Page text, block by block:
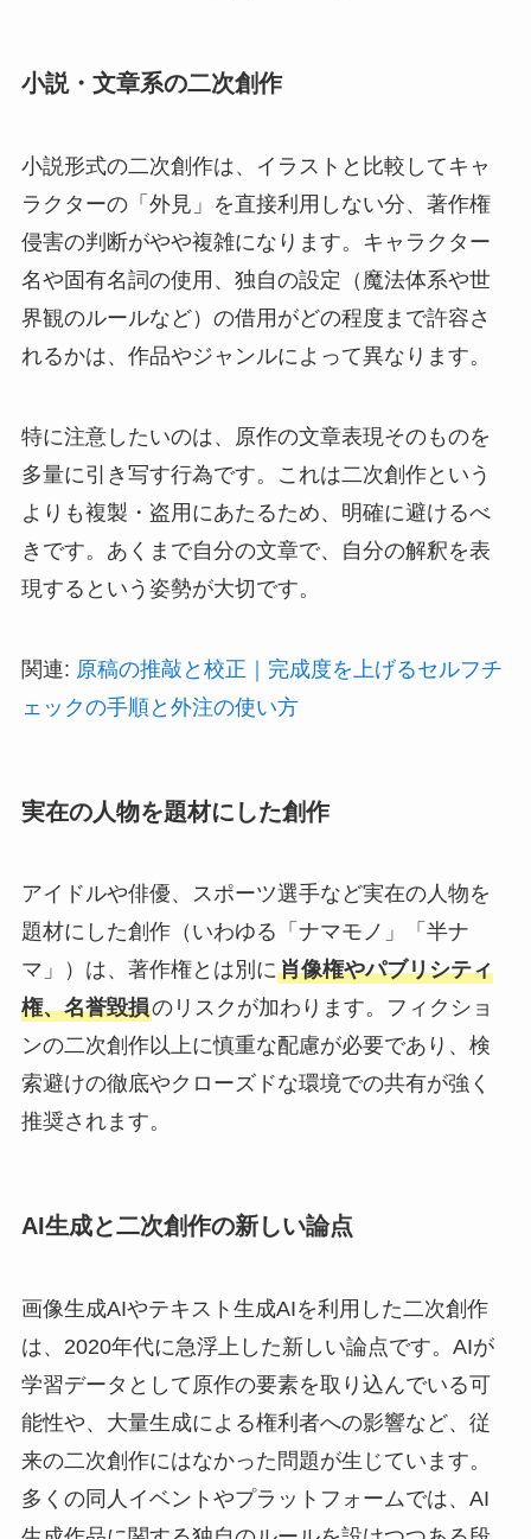
小説・文章系の二次創作
小説形式の二次創作は、イラストと比較してキャ
ラクターの「外見」を直接利用しない分、著作権
侵害の判断がやや複雑になります。キャラクター
名や固有名詞の使用、独自の設定（魔法体系や世
界観のルールなど）の借用がどの程度まで許容さ
れるかは、作品やジャンルによって異なります。
特に注意したいのは、原作の文章表現そのものを
多量に引き写す行為です。これは二次創作という
よりも複製・盗用にあたるため、明確に避けるべ
きです。あくまで自分の文章で、自分の解釈を表
現するという姿勢が大切です。
関連: 原稿の推敲と校正｜完成度を上げるセルフチ
ェックの手順と外注の使い方
実在の人物を題材にした創作
アイドルや俳優、スポーツ選手など実在の人物を
題材にした創作（いわゆる「ナマモノ」「半ナ
マ」）は、著作権とは別に肖像権やパブリシティ
権、名誉毀損のリスクが加わります。フィクショ
ンの二次創作以上に慎重な配慮が必要であり、検
索避けの徹底やクローズドな環境での共有が強く
推奨されます。
AI生成と二次創作の新しい論点
画像生成AIやテキスト生成AIを利用した二次創作
は、2020年代に急浮上した新しい論点です。AIが
学習データとして原作の要素を取り込んでいる可
能性や、大量生成による権利者への影響など、従
来の二次創作にはなかった問題が生じています。
多くの同人イベントやプラットフォームでは、AI